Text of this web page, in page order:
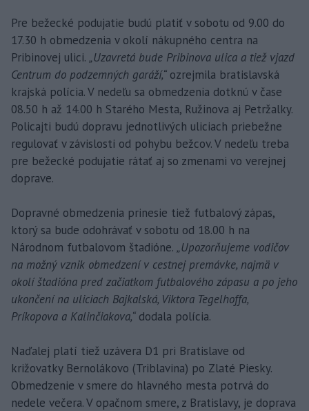
Pre bežecké podujatie budú platiť v sobotu od 9.00 do
17.30 h obmedzenia v okolí nákupného centra na
Pribinovej ulici. „Uzavretá bude Pribinova ulica a tiež vjazd
Centrum do podzemných garáží,“ ozrejmila bratislavská
krajská polícia. V nedeľu sa obmedzenia dotknú v čase
08.50 h až 14.00 h Starého Mesta, Ružinova aj Petržalky.
Policajti budú dopravu jednotlivých uliciach priebežne
regulovať v závislosti od pohybu bežcov. V nedeľu treba
pre bežecké podujatie rátať aj so zmenami vo verejnej
doprave.
Dopravné obmedzenia prinesie tiež futbalový zápas,
ktorý sa bude odohrávať v sobotu od 18.00 h na
Národnom futbalovom štadióne. „Upozorňujeme vodičov
na možný vznik obmedzení v cestnej premávke, najmä v
okolí štadióna pred začiatkom futbalového zápasu a po jeho
ukončení na uliciach Bajkalská, Viktora Tegelhoffa,
Príkopova a Kalinčiakova,“ dodala polícia.
Naďalej platí tiež uzávera D1 pri Bratislave od
križovatky Bernolákovo (Triblavina) po Zlaté Piesky.
Obmedzenie v smere do hlavného mesta potrvá do
nedele večera. V opačnom smere, z Bratislavy, je doprava